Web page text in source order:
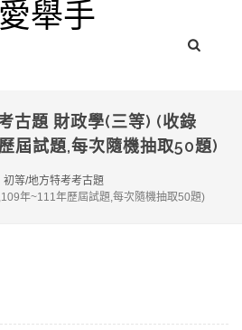
古題 財政學(三等) (收錄
屆試題,每次隨機抽取50題)
初等/地方特考考古題
年~111年歷屆試題,每次隨機抽取50題)